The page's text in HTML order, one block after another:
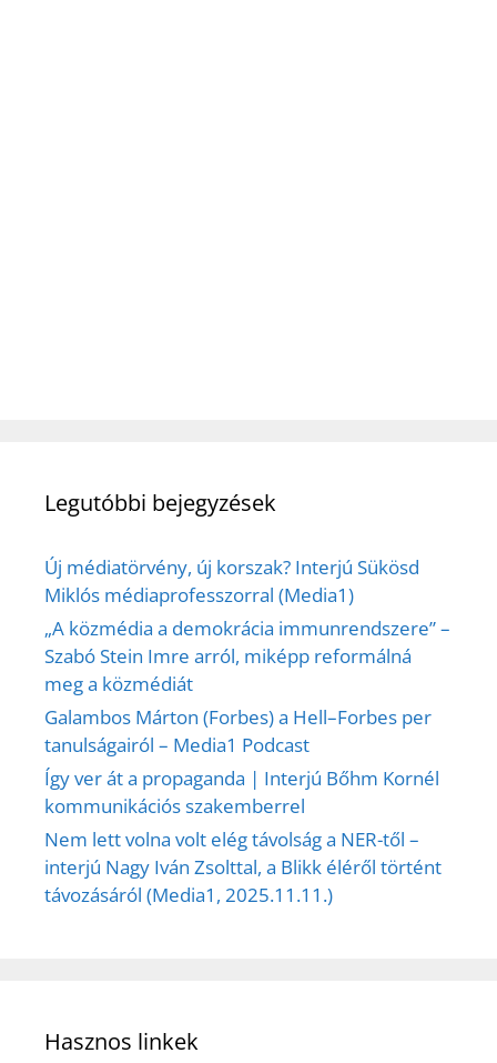
Legutóbbi bejegyzések
Új médiatörvény, új korszak? Interjú Sükösd
Miklós médiaprofesszorral (Media1)
„A közmédia a demokrácia immunrendszere” –
Szabó Stein Imre arról, miképp reformálná
meg a közmédiát
Galambos Márton (Forbes) a Hell–Forbes per
tanulságairól – Media1 Podcast
Így ver át a propaganda | Interjú Bőhm Kornél
kommunikációs szakemberrel
Nem lett volna volt elég távolság a NER-től –
interjú Nagy Iván Zsolttal, a Blikk éléről történt
távozásáról (Media1, 2025.11.11.)
Hasznos linkek